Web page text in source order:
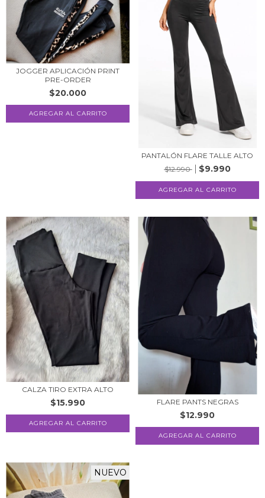
JOGGER APLICACIÓN PRINT
PRE-ORDER
$20.000
AGREGAR AL CARRITO
PANTALÓN FLARE TALLE ALTO
$12.990
$9.990
AGREGAR AL CARRITO
CALZA TIRO EXTRA ALTO
$15.990
AGREGAR AL CARRITO
FLARE PANTS NEGRAS
$12.990
AGREGAR AL CARRITO
NUEVO